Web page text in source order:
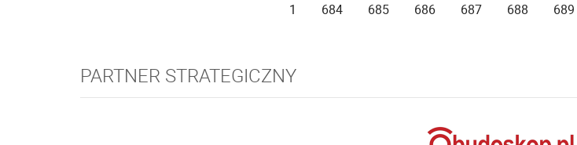
1 684 685 686 687 688 689
PARTNER STRATEGICZNY